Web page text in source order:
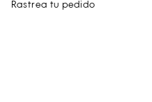
Rastrea tu pedido